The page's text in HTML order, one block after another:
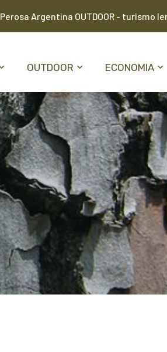
Perosa Argentina OUTDOOR - turismo
OUTDOOR ECONOMIA